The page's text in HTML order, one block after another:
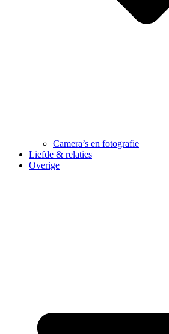
Camera’s en fotografie
Liefde & relaties
Overige